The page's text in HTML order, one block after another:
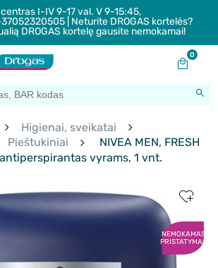
I-IV 9-17 val. V 9-15:45,
| Neturite DROGAS kortelės?
DROGAS kortelę gausite nemokamai!
0
Higienai, sveikatai
Pieštukiniai
NIVEA MEN, FRESH
vyrams, 1 vnt.
NEMOKAMAS
PRISTATYMAS